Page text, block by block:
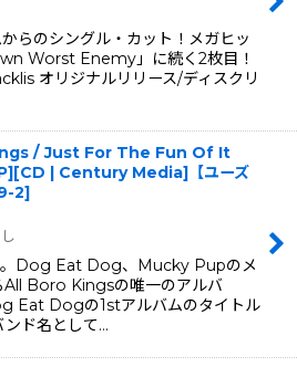
らのシングル・カット！メガヒッ
Worst Enemy」に続く2枚目！
オリジナルリリース/ディスクリ
/ Just For The Fun Of It
| Century Media]【ユーズ
2]
Dog Eat Dog、Mucky Pupのメ
All Boro Kingsの唯一のアルバ
Dogの1stアルバムのタイトル
ンド名として…